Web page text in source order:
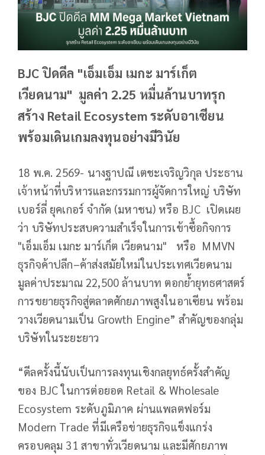
BJC ปิดดีล "เอ็มเอ็ม เมกะ มาร์เก็ต
เวียดนาม" มูลค่า 2.25 หมื่นล้านบาทรุก
สร้าง Retail Ecosystem ระดับอาเซียน
พร้อมเดินเกมลงทุนอย่างมีวินัย
18 พ.ค. 2569- นางฐาปณี เตชะเจริญวิกุล ประธาน
เจ้าหน้าที่บริหารและกรรมการผู้จัดการใหญ่ บริษัท
เบอร์ลี่ ยุคเกอร์ จำกัด (มหาชน) หรือ BJC เปิดเผย
ว่า บริษัทประสบความสำเร็จในการเข้าซื้อกิจการ
"เอ็มเอ็ม เมกะ มาร์เก็ต เวียดนาม" หรือ MMVN
ธุรกิจค้าปลีก–ค้าส่งสมัยใหม่ในประเทศเวียดนาม
มูลค่าประมาณ 22,500 ล้านบาท ตอกย้ำยุทธศาสตร์
การขยายธุรกิจสู่ตลาดศักยภาพสูงในอาเซียน พร้อม
วางเวียดนามเป็น Growth Engine” สำคัญของกลุ่ม
บริษัทในระยะยาว
“ดีลครั้งนี้นับเป็นการลงทุนเชิงกลยุทธ์ครั้งสำคัญ
ของ BJC ในการต่อยอด Retail & Wholesale
Ecosystem ระดับภูมิภาค ผ่านแพลตฟอร์ม
Modern Trade ที่มีเครือข่ายธุรกิจแข็งแกร่ง
ครอบคลุม 31 สาขาทั่วเวียดนาม และมีศักยภาพ